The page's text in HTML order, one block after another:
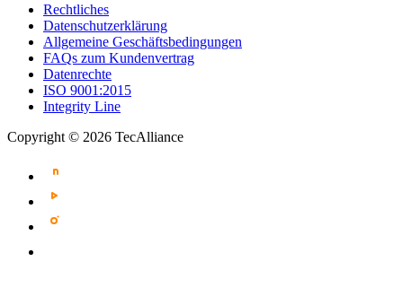
Rechtliches
Datenschutzerklärung
Allgemeine Geschäftsbedingungen
FAQs zum Kundenvertrag
Datenrechte
ISO 9001:2015
Integrity Line
Copyright © 2026 TecAlliance